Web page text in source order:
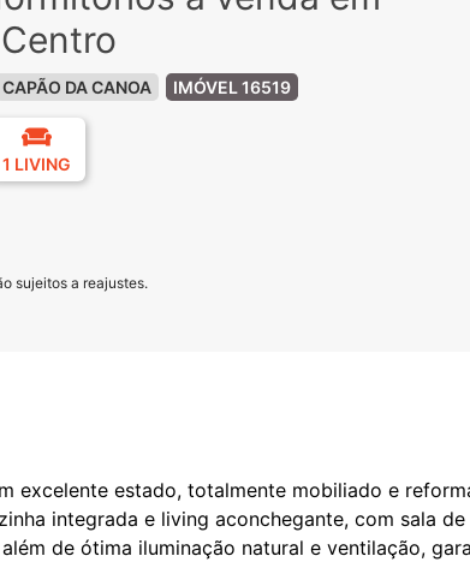
CAPÃO DA CANOA IMÓVEL 16519
1 LIVING
sujeitos a reajustes.
excelente estado, totalmente mobiliado e
integrada e living aconchegante, com sala
de ótima iluminação natural e ventilação,